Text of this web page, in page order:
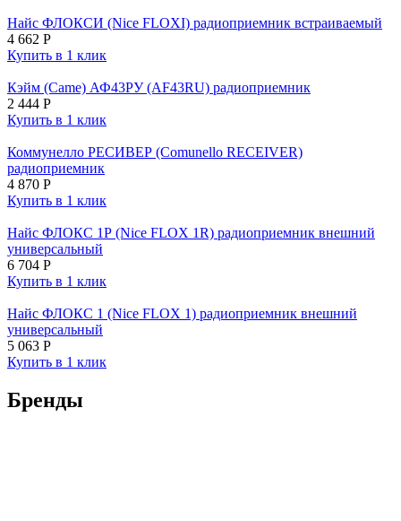
Найс ФЛОКСИ (Nice FLOXI) радиоприемник встраиваемый
4 662 Р
Купить в 1 клик
Кэйм (Came) АФ43РУ (AF43RU) радиоприемник
2 444 Р
Купить в 1 клик
Коммунелло РЕСИВЕР (Comunello RECEIVER)
радиоприемник
4 870 Р
Купить в 1 клик
Найс ФЛОКС 1Р (Nice FLOX 1R) радиоприемник внешний
универсальный
6 704 Р
Купить в 1 клик
Найс ФЛОКС 1 (Nice FLOX 1) радиоприемник внешний
универсальный
5 063 Р
Купить в 1 клик
Бренды